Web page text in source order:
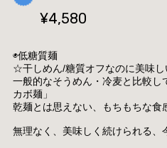
¥4,580
◉低糖質麺
☆干しめん/糖質オフなのに美味
一般的なそうめん・冷麦と比較し
カボ麺」
乾麺とは思えない、もちもちな食
無理なく、美味しく続けられる、